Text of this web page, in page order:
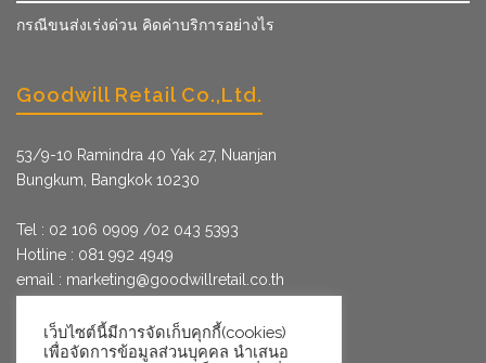
กรณีขนส่งเร่งด่วน คิดค่าบริการอย่างไร
Goodwill Retail Co.,Ltd.
53/9­-10 Ramindra 40 Yak 27, Nuanjan
Bungkum, Bangkok 10230
Tel : 02 106 0909 /02 043 5393
Hotline : 081 992 4949
email : marketing@goodwillretail.co.th
FB : gwretail
เว็บไซต์นี้มีการจัดเก็บคุกกี้(cookies)
เพื่อจัดการข้อมูลส่วนบุคคล นำเสนอ